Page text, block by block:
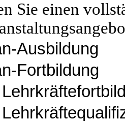
Sie einen
Ausbildung
Fortbildung